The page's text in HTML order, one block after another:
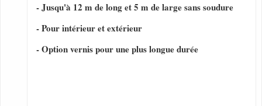
- Jusqu'à 12 m de long et 5 m de large sans soudure
- Pour intérieur et extérieur
- Option vernis pour une plus longue durée